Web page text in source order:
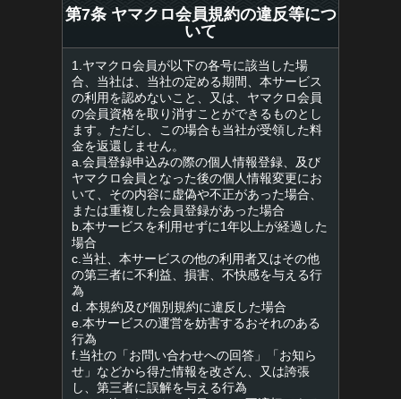
第7条 ヤマクロ会員規約の違反等につ
いて
1.ヤマクロ会員が以下の各号に該当した場
合、当社は、当社の定める期間、本サービス
の利用を認めないこと、又は、ヤマクロ会員
の会員資格を取り消すことができるものとし
ます。ただし、この場合も当社が受領した料
金を返還しません。
a.会員登録申込みの際の個人情報登録、及び
ヤマクロ会員となった後の個人情報変更にお
いて、その内容に虚偽や不正があった場合、
または重複した会員登録があった場合
b.本サービスを利用せずに1年以上が経過した
場合
c.当社、本サービスの他の利用者又はその他
の第三者に不利益、損害、不快感を与える行
為
d. 本規約及び個別規約に違反した場合
e.本サービスの運営を妨害するおそれのある
行為
f.当社の「お問い合わせへの回答」「お知ら
せ」などから得た情報を改ざん、又は誇張
し、第三者に誤解を与える行為